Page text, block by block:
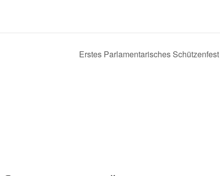
Erstes Parlamentarisches